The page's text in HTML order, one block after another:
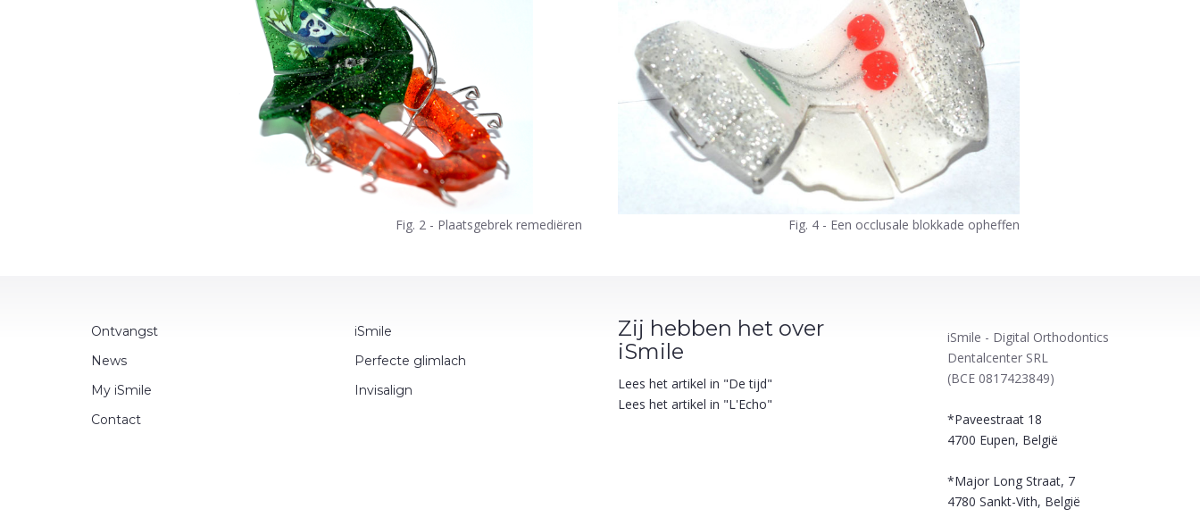
Fig. 2 - Plaatsgebrek remediëren Fig. 4 - Een occlusale blokkade opheffen
Ontvangst
News
My iSmile
Contact
iSmile
Perfecte glimlach
Invisalign
Zij hebben het over
iSmile
Lees het artikel in "De tijd"
Lees het artikel in "L'Echo"
iSmile - Digital Orthodontics
Dentalcenter SRL
(BCE 0817423849)
*Paveestraat 18
4700 Eupen, België
*Major Long Straat, 7
4780 Sankt-Vith, België